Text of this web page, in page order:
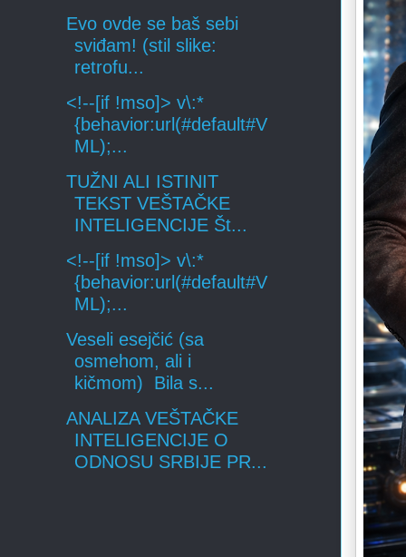
Evo ovde se baš sebi
sviđam! (stil slike:
retrofu...
<!--[if !mso]> v\:*
{behavior:url(#default#V
ML);...
TUŽNI ALI ISTINIT
TEKST VEŠTAČKE
INTELIGENCIJE Št...
<!--[if !mso]> v\:*
{behavior:url(#default#V
ML);...
Veseli esejčić (sa
osmehom, ali i
kičmom) Bila s...
ANALIZA VEŠTAČKE
INTELIGENCIJE O
ODNOSU SRBIJE PR...